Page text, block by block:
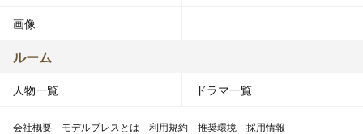
画像
ルーム
人物一覧 ドラマ一覧
会社概要 モデルプレスとは 利用規約 推奨環境 採用情報